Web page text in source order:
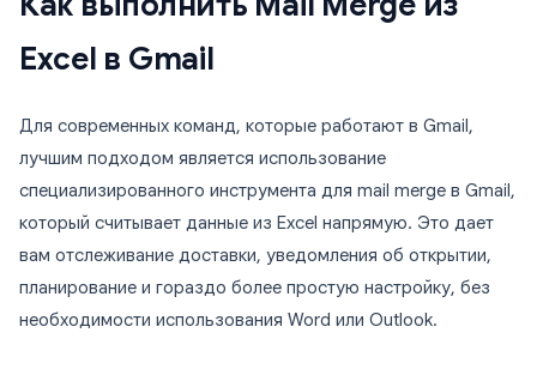
Excel в Gmail
Для современных команд, которые работают в Gmail,
лучшим подходом является использование
специализированного инструмента для mail merge в Gmail,
который считывает данные из Excel напрямую. Это дает
вам отслеживание доставки, уведомления об открытии,
планирование и гораздо более простую настройку, без
необходимости использования Word или Outlook.